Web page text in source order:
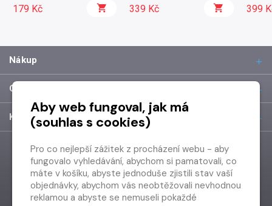
179 Kč 339 Kč 399
Nákup
O společnosti
Kontakt
Aby web fungoval, jak má
(souhlas s cookies)
Pro co nejlepší zážitek z procházení webu - aby
fungovalo vyhledávání, abychom si pamatovali, co
máte v košíku, abyste jednoduše zjistili stav vaší
objednávky, abychom vás neobtěžovali nevhodnou
reklamou a abyste se nemuseli pokaždé